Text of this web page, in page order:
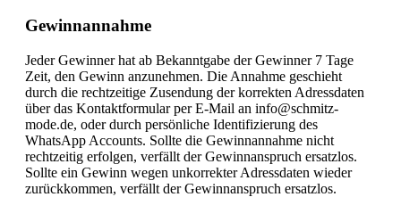
Gewinnannahme
Jeder Gewinner hat ab Bekanntgabe der Gewinner 7 Tage
Zeit, den Gewinn anzunehmen. Die Annahme geschieht
durch die rechtzeitige Zusendung der korrekten Adressdaten
über das Kontaktformular per E-Mail an info@schmitz-
mode.de, oder durch persönliche Identifizierung des
WhatsApp Accounts. Sollte die Gewinnannahme nicht
rechtzeitig erfolgen, verfällt der Gewinnanspruch ersatzlos.
Sollte ein Gewinn wegen unkorrekter Adressdaten wieder
zurückkommen, verfällt der Gewinnanspruch ersatzlos.